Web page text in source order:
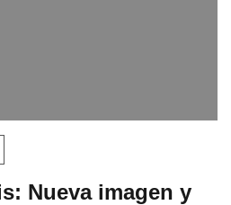
Nueva imagen y